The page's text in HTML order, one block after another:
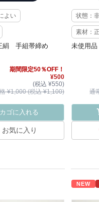
よい
手組帯締め
期間限定50％OFF！
¥500
(税込 ¥550)
¥1,000 (税込 ¥1,100)
カゴに入れる
お気に入り
状態：
素材：
未使用
通
NEW